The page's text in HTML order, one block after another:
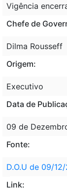
Vigência
Chefe de
Dilma Rousseff
Origem:
Executivo
Data de
09 de
Fonte:
D.O.U de 09/
Link: